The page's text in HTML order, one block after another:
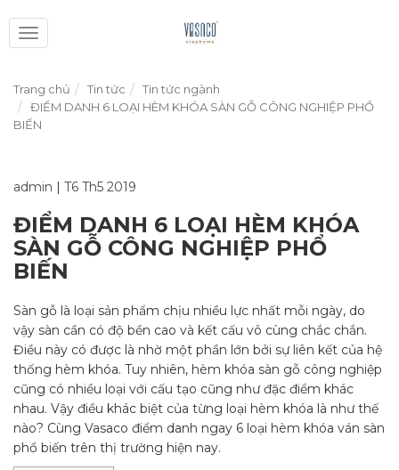
Toggle
navigation
Trang chủ Tin tức
Tin tức ngành
ĐIỂM DANH 6 LOẠI HÈM KHÓA SÀN GỖ CÔNG NGHIỆP PHỔ
BIẾN
admin | T6 Th5 2019
ĐIỂM DANH 6 LOẠI HÈM KHÓA
SÀN GỖ CÔNG NGHIỆP PHỔ
BIẾN
Sàn gỗ là loại sản phẩm chịu nhiều lực nhất mỗi ngày, do
vậy sàn cần có độ bền cao và kết cấu vô cùng chắc chắn.
Điều này có được là nhờ một phần lớn bởi sự liên kết của hệ
thống hèm khóa. Tuy nhiên, hèm khóa sàn gỗ công nghiệp
cũng có nhiều loại với cấu tạo cũng như đặc điểm khác
nhau. Vậy điều khác biệt của từng loại hèm khóa là như thế
nào? Cùng Vasaco điểm danh ngay 6 loại hèm khóa ván sàn
phổ biến trên thị trường hiện nay.